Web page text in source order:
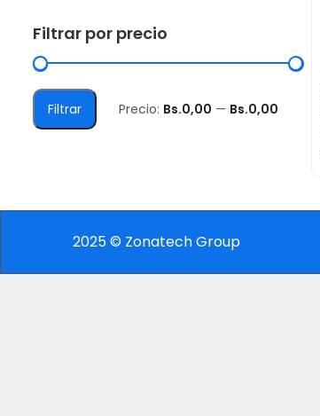
Filtrar por precio
Filtrar Precio: Bs.0,00 — Bs.0,00
2025 © Zonatech Group